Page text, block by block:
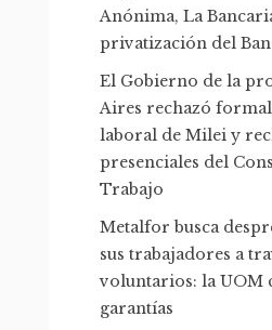
Anónima, La
privatización del
El Gobierno de la
Aires rechazó
laboral de Milei y
presenciales del
Trabajo
Metalfor busca
sus trabajadores a
voluntarios: la UOM
garantías